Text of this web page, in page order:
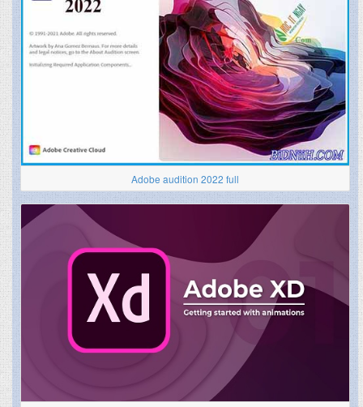
Adobe audition 2022 full